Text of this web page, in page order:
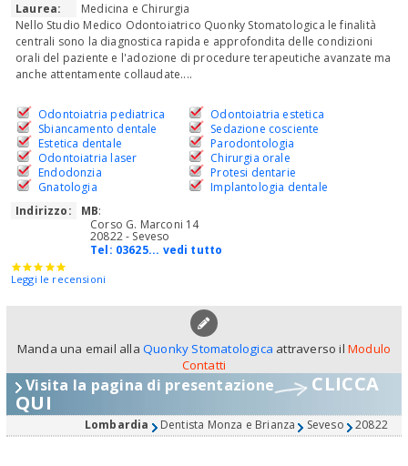
Laurea:
Medicina e Chirurgia
Nello Studio Medico Odontoiatrico Quonky Stomatologica le finalità
centrali sono la diagnostica rapida e approfondita delle condizioni
orali del paziente e l'adozione di procedure terapeutiche avanzate ma
anche attentamente collaudate....
Odontoiatria pediatrica
Sbiancamento dentale
Estetica dentale
Odontoiatria laser
Endodonzia
Gnatologia
Odontoiatria estetica
Sedazione cosciente
Parodontologia
Chirurgia orale
Protesi dentarie
Implantologia dentale
Indirizzo:
MB:
Corso G. Marconi 14
20822 - Seveso
Tel: 03625... vedi tutto
Leggi le recensioni
Manda una email alla Quonky Stomatologica attraverso il Modulo
Contatti
Visita la pagina di presentazione CLICCA
QUI
Lombardia Dentista Monza e Brianza Seveso 20822